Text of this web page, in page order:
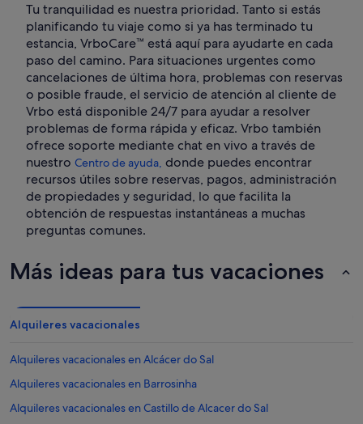
Tu tranquilidad es nuestra prioridad. Tanto si estás
planificando tu viaje como si ya has terminado tu
estancia, VrboCare™ está aquí para ayudarte en cada
paso del camino. Para situaciones urgentes como
cancelaciones de última hora, problemas con reservas
o posible fraude, el servicio de atención al cliente de
Vrbo está disponible 24/7 para ayudar a resolver
problemas de forma rápida y eficaz. Vrbo también
ofrece soporte mediante chat en vivo a través de
nuestro Centro de ayuda, donde puedes encontrar
recursos útiles sobre reservas, pagos, administración
de propiedades y seguridad, lo que facilita la
obtención de respuestas instantáneas a muchas
preguntas comunes.
Más ideas para tus vacaciones
Alquileres vacacionales
Alquileres vacacionales en Alcácer do Sal
Alquileres vacacionales en Barrosinha
Alquileres vacacionales en Castillo de Alcacer do Sal